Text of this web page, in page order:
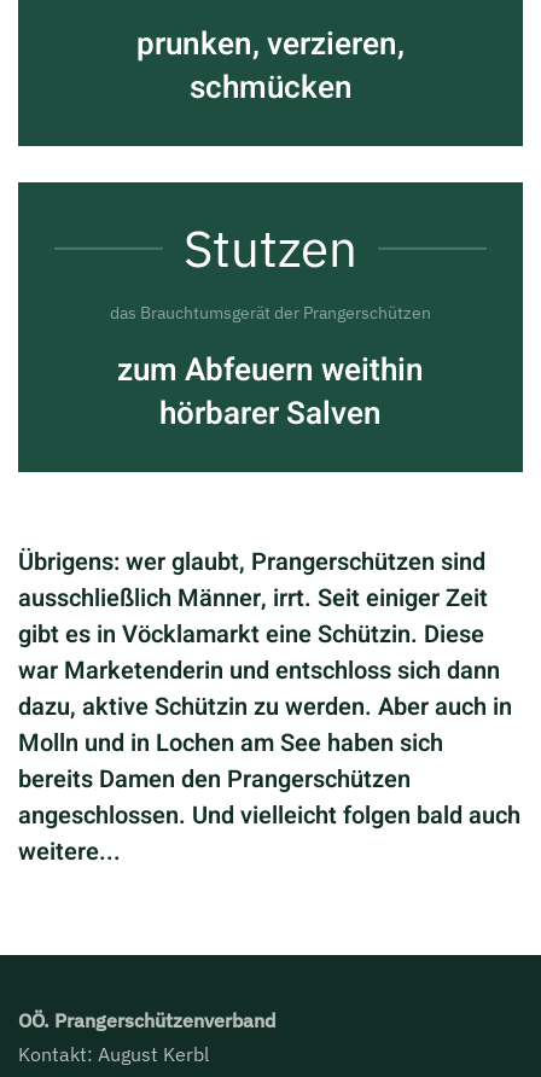
prunken, verzieren,
schmücken
Stutzen
das Brauchtumsgerät der Prangerschützen
zum Abfeuern weithin
hörbarer Salven
Übrigens: wer glaubt, Prangerschützen sind
ausschließlich Männer, irrt. Seit einiger Zeit
gibt es in Vöcklamarkt eine Schützin. Diese
war Marketenderin und entschloss sich dann
dazu, aktive Schützin zu werden. Aber auch in
Molln und in Lochen am See haben sich
bereits Damen den Prangerschützen
angeschlossen. Und vielleicht folgen bald auch
weitere...
OÖ. Prangerschützenverband
Kontakt: August Kerbl